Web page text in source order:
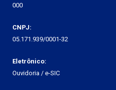
000
CNPJ:
05.171.939/0001-32
Eletrônico:
Ouvidoria / e-SIC